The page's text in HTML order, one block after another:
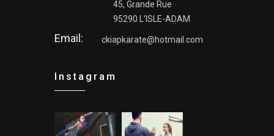
45, Grande Rue
95290 L'ISLE-ADAM
Email: ckiapkarate@hotmail.com
Instagram